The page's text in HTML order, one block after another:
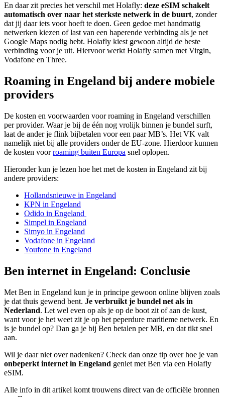
En daar zit precies het verschil met Holafly: deze eSIM schakelt
automatisch over naar het sterkste netwerk in de buurt, zonder
dat jij daar iets voor hoeft te doen. Geen gedoe met handmatig
netwerken kiezen of last van een haperende verbinding als je net
Google Maps nodig hebt. Holafly kiest gewoon altijd de beste
verbinding voor je uit. Hiervoor werkt Holafly samen met Virgin,
Vodafone en Three.
Roaming in Engeland bij andere mobiele
providers
De kosten en voorwaarden voor roaming in Engeland verschillen
per provider. Waar je bij de één nog vrolijk binnen je bundel surft,
laat de ander je flink bijbetalen voor een paar MB’s. Het VK valt
namelijk niet bij alle providers onder de EU-zone. Hierdoor kunnen
de kosten voorroaming buiten Europa snel oplopen.
Hieronder kun je lezen hoe het met de kosten in Engeland zit bij
andere providers:
Hollandsnieuwe in Engeland
KPN in Engeland
Odido in Engeland
Simpel in Engeland
Simyo in Engeland
Vodafone in Engeland
Youfone in Engeland
Ben internet in Engeland: Conclusie
Met Ben in Engeland kun je in principe gewoon online blijven zoals
je dat thuis gewend bent. Je verbruikt je bundel net als in
Nederland. Let wel even op als je op de boot zit of aan de kust,
want voor je het weet zit je op het peperdure maritieme netwerk. En
is je bundel op? Dan ga je bij Ben betalen per MB, en dat tikt snel
aan.
Wil je daar niet over nadenken? Check dan onze tip over hoe je van
onbeperkt internet in Engeland geniet met Ben via een Holafly
eSIM.
Alle info in dit artikel komt trouwens direct van de officiële bronnen